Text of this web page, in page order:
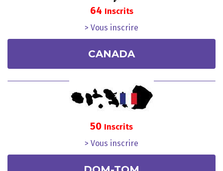
64 Inscrits
> Vous inscrire
CANADA
50 Inscrits
> Vous inscrire